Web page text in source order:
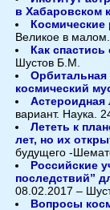
в Хабаровском
Космические
Великое в
Как
Шустов Б.М.
Орбитальная
космический
Астероидная
вариант. Наука.
Лететь к
лет, но их
будущего -
Российские
последствий”
08.02.2017 –
Вопросы